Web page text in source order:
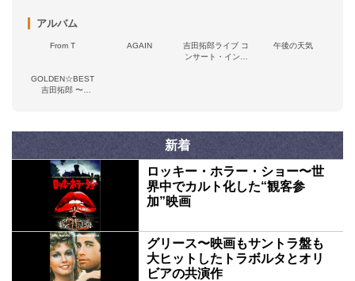
アルバム
From T AGAIN
吉田拓郎ライブ コ
ンサート・イン・
午後の天気
GOLDEN☆BEST
吉田拓郎 〜
新着
ロッキー・ホラー・ショー〜世
界中でカルト化した“観客参
加”映画
グリース〜映画もサントラ盤も
大ヒットしたトラボルタとオリ
ビアの共演作